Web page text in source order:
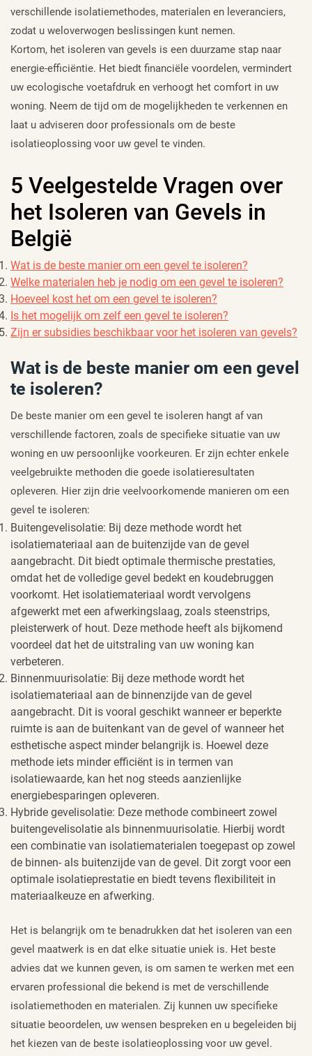
verschillende isolatiemethodes, materialen en leveranciers,
zodat u weloverwogen beslissingen kunt nemen.
Kortom, het isoleren van gevels is een duurzame stap naar
energie-efficiëntie. Het biedt financiële voordelen, vermindert
uw ecologische voetafdruk en verhoogt het comfort in uw
woning. Neem de tijd om de mogelijkheden te verkennen en
laat u adviseren door professionals om de beste
isolatieoplossing voor uw gevel te vinden.
5 Veelgestelde Vragen over
het Isoleren van Gevels in
België
Wat is de beste manier om een gevel te isoleren?
Welke materialen heb je nodig om een gevel te isoleren?
Hoeveel kost het om een gevel te isoleren?
Is het mogelijk om zelf een gevel te isoleren?
Zijn er subsidies beschikbaar voor het isoleren van gevels?
Wat is de beste manier om een gevel
te isoleren?
De beste manier om een gevel te isoleren hangt af van
verschillende factoren, zoals de specifieke situatie van uw
woning en uw persoonlijke voorkeuren. Er zijn echter enkele
veelgebruikte methoden die goede isolatieresultaten
opleveren. Hier zijn drie veelvoorkomende manieren om een
gevel te isoleren:
Buitengevelisolatie: Bij deze methode wordt het
isolatiemateriaal aan de buitenzijde van de gevel
aangebracht. Dit biedt optimale thermische prestaties,
omdat het de volledige gevel bedekt en koudebruggen
voorkomt. Het isolatiemateriaal wordt vervolgens
afgewerkt met een afwerkingslaag, zoals steenstrips,
pleisterwerk of hout. Deze methode heeft als bijkomend
voordeel dat het de uitstraling van uw woning kan
verbeteren.
Binnenmuurisolatie: Bij deze methode wordt het
isolatiemateriaal aan de binnenzijde van de gevel
aangebracht. Dit is vooral geschikt wanneer er beperkte
ruimte is aan de buitenkant van de gevel of wanneer het
esthetische aspect minder belangrijk is. Hoewel deze
methode iets minder efficiënt is in termen van
isolatiewaarde, kan het nog steeds aanzienlijke
energiebesparingen opleveren.
Hybride gevelisolatie: Deze methode combineert zowel
buitengevelisolatie als binnenmuurisolatie. Hierbij wordt
een combinatie van isolatiematerialen toegepast op zowel
de binnen- als buitenzijde van de gevel. Dit zorgt voor een
optimale isolatieprestatie en biedt tevens flexibiliteit in
materiaalkeuze en afwerking.
Het is belangrijk om te benadrukken dat het isoleren van een
gevel maatwerk is en dat elke situatie uniek is. Het beste
advies dat we kunnen geven, is om samen te werken met een
ervaren professional die bekend is met de verschillende
isolatiemethoden en materialen. Zij kunnen uw specifieke
situatie beoordelen, uw wensen bespreken en u begeleiden bij
het kiezen van de beste isolatieoplossing voor uw gevel.